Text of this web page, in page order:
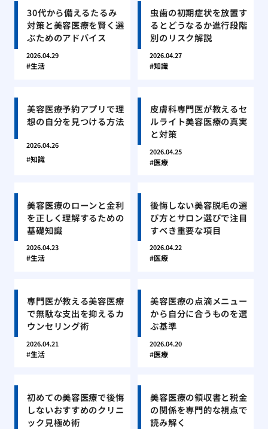
30代から備えるたるみ
対策と美容医療を賢く選
ぶためのアドバイス
2026.04.29
生活
虫歯の初期症状を放置す
るとどうなるか進行段階
別のリスク解説
2026.04.27
知識
美容医療予約アプリで理
想の自分を見つける方法
2026.04.26
知識
皮膚科専門医が教えるセ
ルライト美容医療の真実
と対策
2026.04.25
医療
美容医療のローンと金利
を正しく理解するための
基礎知識
2026.04.23
生活
後悔しない美容脱毛の選
び方とサロン選びで注目
すべき重要な項目
2026.04.22
医療
専門医が教える美容医療
で無駄な支出を抑えるカ
ウンセリング術
2026.04.21
生活
美容医療の点滴メニュー
から自分に合うものを選
ぶ基準
2026.04.20
医療
初めての美容医療で後悔
しないおすすめのクリニ
ック見極め術
美容医療の領収書と税金
の関係を専門的な視点で
読み解く